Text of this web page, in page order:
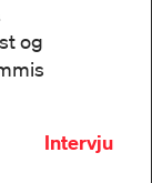
og
Intervju